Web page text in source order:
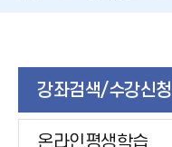
강좌검색/수강신청
온라인평생학습